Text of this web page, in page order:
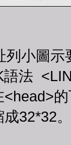
列小圖示
語法
成32*32